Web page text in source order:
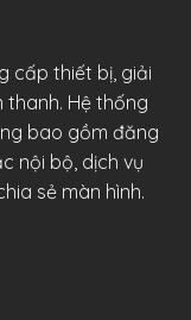
cấp thiết bị, giải
Hệ thống
bao gồm đăng
nội bộ, dịch vụ
sẻ màn hình.